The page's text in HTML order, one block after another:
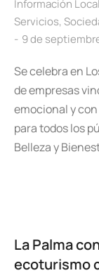
Información Local
Servicios,
9 de
Se celebra en
de empresas
emocional y
para todos los
Belleza y
La Palma
ecoturismo